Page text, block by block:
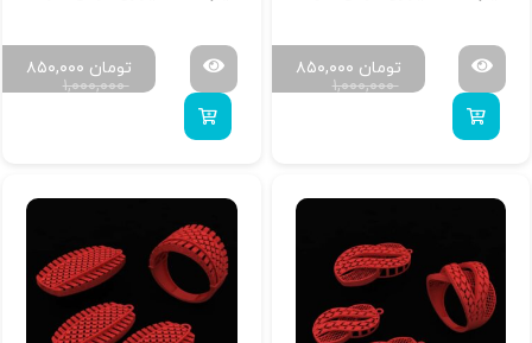
۱,۰۰۰,۰۰۰
۸۵۰,۰۰۰ تومان
۱,۰۰۰,۰۰۰
۸۵۰,۰۰۰ تومان